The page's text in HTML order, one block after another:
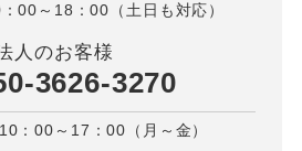
00～18：00（土日も対応）
人のお客様
3626-3270
：00～17：00（月～金）